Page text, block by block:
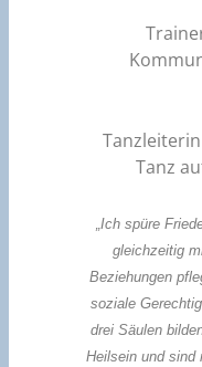
Tanz
„Ich spüre
gleichzeitig
Beziehungen
soziale
drei Säulen
Heilsein und sind